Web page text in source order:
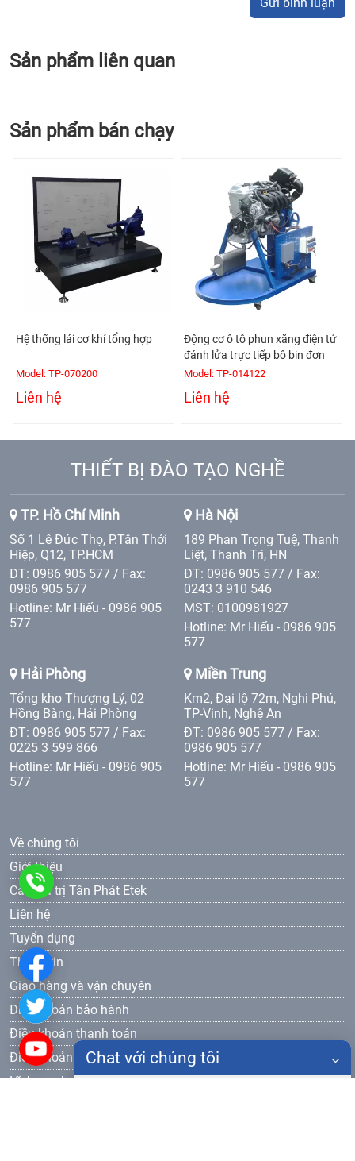
Sản phẩm liên quan
Sản phẩm bán chạy
Hệ thống lái cơ khí tổng hợp
Model: TP-070200
Liên hệ
Động cơ ô tô phun xăng điện tử
đánh lửa trực tiếp bô bin đơn
Model: TP-014122
Liên hệ
THIẾT BỊ ĐÀO TẠO NGHỀ
TP. Hồ Chí Minh
Số 1 Lê Đức Thọ, P.Tân Thới
Hiệp, Q12, TP.HCM
ĐT: 0986 905 577 / Fax:
0986 905 577
Hotline: Mr Hiếu - 0986 905
577
Hà Nội
189 Phan Trọng Tuệ, Thanh
Liệt, Thanh Trì, HN
ĐT: 0986 905 577 / Fax:
0243 3 910 546
MST: 0100981927
Hotline: Mr Hiếu - 0986 905
577
Hải Phòng
Tổng kho Thượng Lý, 02
Hồng Bàng, Hải Phòng
ĐT: 0986 905 577 / Fax:
0225 3 599 866
Hotline: Mr Hiếu - 0986 905
577
Miền Trung
Km2, Đại lộ 72m, Nghi Phú,
TP-Vinh, Nghệ An
ĐT: 0986 905 577 / Fax:
0986 905 577
Hotline: Mr Hiếu - 0986 905
577
Về chúng tôi
Giới thiệu
Các giá trị Tân Phát Etek
Liên hệ
Tuyển dụng
Thông tin
Giao hàng và vận chuyên
Điều khoản bảo hành
Điều khoản thanh toán
Điều khoản bảo mật
Lĩnh vực hoạt động
0986
577
Chat với chúng tôi